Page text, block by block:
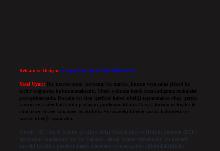
Reklam ve İletişim: Skype: live:.cid.575569c608265c69
Yasal Uyarı:
Bu internet sitesi, herhangi bir marka, kurum veya şahıs şirketi ile
hiçbir bağlantısı bulunmamaktadır. Sitede yalnızca kendi hazırladığımız makaleler
paylaşılmaktadır. Burada yer alan içerikler haber niteliği taşımamakta olup, gerçek
kurum ve kişiler hakkında paylaşım yapılmamaktadır. Gerçek kurum ve kişiler ile
isim benzerlikleri tamamen tesadüfidir. Sitemizdeki bilgiler taslak halindedir ve
tavsiye niteliği taşımazlar.
Sitemiz, 5651 Sayılı Kanun gereğince Bilgi Teknolojileri ve İletişim Kurumu (BTK)
tarafından onaylanmış bir Yer Sağlayıcı olarak hizmet vermektedir. Bu nedenle,
sitedeki içerikleri proaktif olarak denetleme veya araştırma yükümlülüğümüz